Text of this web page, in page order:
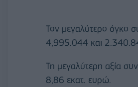
Τον μεγαλύτερο όγκο
4,995.044 και
Τη μεγαλύτερη αξία
8,86 εκατ. ευρώ.